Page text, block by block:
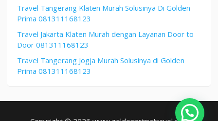
Travel Tangerang Klaten Murah Solusinya Di Golden
Prima 081311168123
Travel Jakarta Klaten Murah dengan Layanan Door to
Door 081311168123
Travel Tangerang Jogja Murah Solusinya di Golden
Prima 081311168123